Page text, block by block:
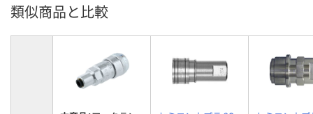
類似商品と比較